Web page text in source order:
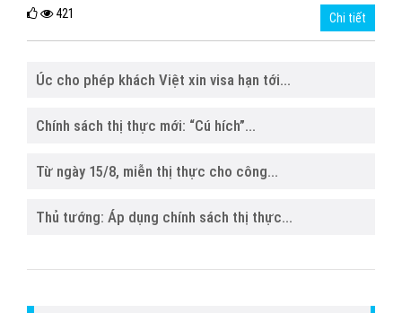
421 Chi tiết
Úc cho phép khách Việt xin visa hạn tới...
Chính sách thị thực mới: “Cú hích”...
Từ ngày 15/8, miễn thị thực cho công...
Thủ tướng: Áp dụng chính sách thị thực...